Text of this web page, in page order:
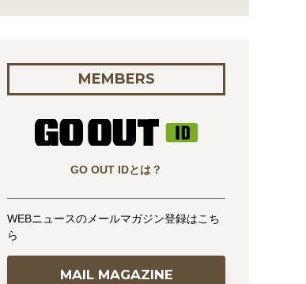
MEMBERS
GO OUT IDとは？
WEBニュースのメールマガジン登録はこち
ら
MAIL MAGAZINE